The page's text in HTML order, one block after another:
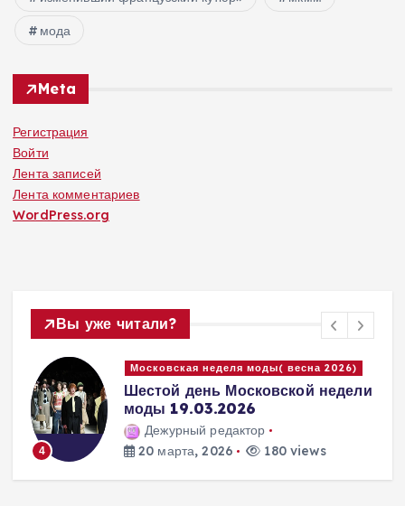
мода
Meta
Регистрация
Войти
Лента записей
Лента комментариев
WordPress.org
Вы уже читали?
4
Московская неделя моды( весна 2026)
Шестой день Московской недели
моды 19.03.2026
Дежурный редактор
20 марта, 2026
180 views